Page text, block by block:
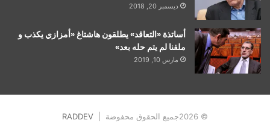
ديسمبر 20, 2018
أساتذة «التعاقد» يطلقون هاشتاغ «أمزازي يكذب و
ملفنا لم يتم حله بعد»
مارس 10, 2019
© 2026جميع الحقوق محفوضة | RADDEV